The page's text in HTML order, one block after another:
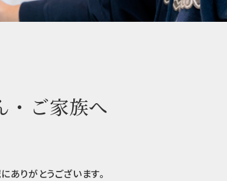
・ご家族へ
ありがとうございます。